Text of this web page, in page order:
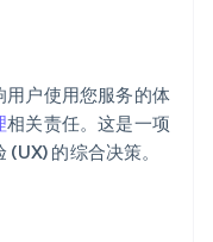
户使用您服务的体
相关责任。这是一项
的综合决策。